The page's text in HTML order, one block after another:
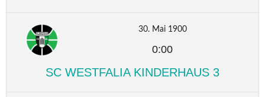
30. Mai 1900
0:00
SC WESTFALIA KINDERHAUS 3